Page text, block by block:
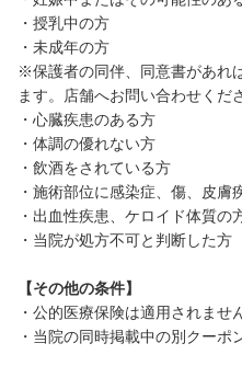
・授乳中の方
・未成年の方
※保護者の同伴、同意書があれ
ます。店舗へお問い合わせくだ
・心臓疾患のある方
・体調の優れない方
・飲酒をされている方
・施術部位に感染症、傷、皮膚
・出血性疾患、ケロイド体質の
・当院が処方不可と判断した方
【その他の条件】
・公的医療保険は適用されませ
・当院の同時掲載中の別クーポ